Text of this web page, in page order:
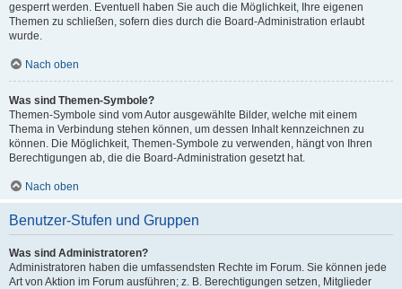
gesperrt werden. Eventuell haben Sie auch die Möglichkeit, Ihre eigenen
Themen zu schließen, sofern dies durch die Board-Administration erlaubt
wurde.
Nach oben
Was sind Themen-Symbole?
Themen-Symbole sind vom Autor ausgewählte Bilder, welche mit einem
Thema in Verbindung stehen können, um dessen Inhalt kennzeichnen zu
können. Die Möglichkeit, Themen-Symbole zu verwenden, hängt von Ihren
Berechtigungen ab, die die Board-Administration gesetzt hat.
Nach oben
Benutzer-Stufen und Gruppen
Was sind Administratoren?
Administratoren haben die umfassendsten Rechte im Forum. Sie können jede
Art von Aktion im Forum ausführen; z. B. Berechtigungen setzen, Mitglieder